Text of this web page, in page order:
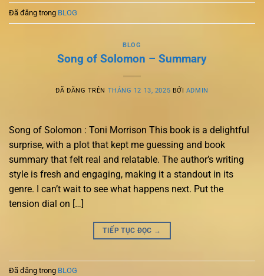
Đã đăng trong BLOG
BLOG
Song of Solomon – Summary
ĐÃ ĐĂNG TRÊN THÁNG 12 13, 2025 BỞI ADMIN
Song of Solomon : Toni Morrison This book is a delightful
surprise, with a plot that kept me guessing and book
summary that felt real and relatable. The author’s writing
style is fresh and engaging, making it a standout in its
genre. I can’t wait to see what happens next. Put the
tension dial on […]
TIẾP TỤC ĐỌC →
Đã đăng trong BLOG